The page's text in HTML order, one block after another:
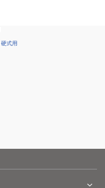
硬式用